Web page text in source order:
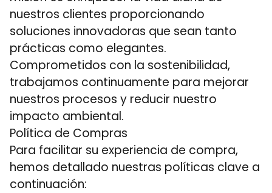
nuestros clientes proporcionando
soluciones innovadoras que sean tanto
prácticas como elegantes.
Comprometidos con la sostenibilidad,
trabajamos continuamente para mejorar
nuestros procesos y reducir nuestro
impacto ambiental.
Política de Compras
Para facilitar su experiencia de compra,
hemos detallado nuestras políticas clave a
continuación: